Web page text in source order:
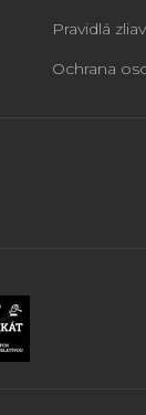
Pravidlá
Ochrana